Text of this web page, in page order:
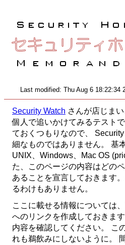
Last modified: Thu Aug 6 18:22:34
Security Watch さんが店じま
個人で追いかけてみるテスト
ておくつもりなので、
細なものではありません。 基
UNIX、Windows、Mac OS
た、このページの内容はどの
あることを宣言しておきます
るわけもありません。
ここに載せる情報については
へのリンクを作成しておきま
内容を確認してください。 こ
れも鵜飲みにしないように。